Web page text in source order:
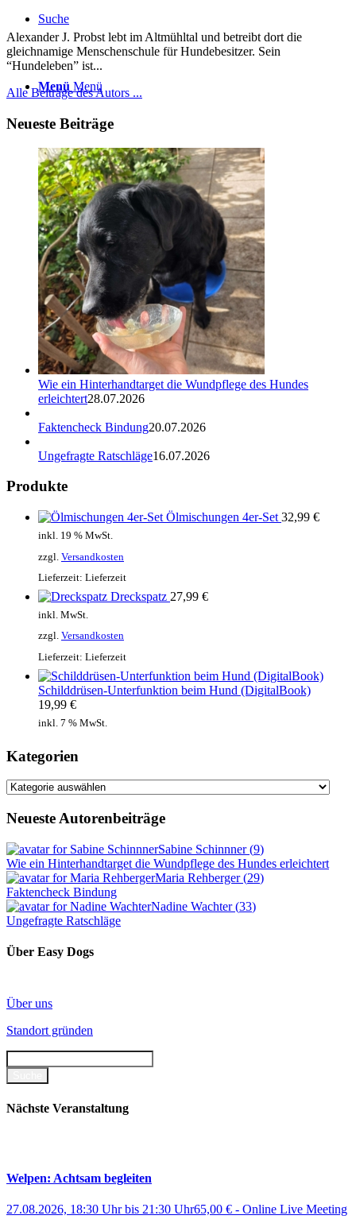
Suche
Menü Menü
Alexander J. Probst lebt im Altmühltal und betreibt dort die
gleichnamige Menschenschule für Hundebesitzer. Sein
“Hundeleben” ist...
Alle Beiträge des Autors ...
Neueste Beiträge
Wie ein Hinterhandtarget die Wundpflege des Hundes
erleichtert28.07.2026
Faktencheck Bindung20.07.2026
Ungefragte Ratschläge16.07.2026
Produkte
Ölmischungen 4er-Set 32,99 €
inkl. 19 % MwSt.
zzgl. Versandkosten
Lieferzeit: Lieferzeit
Dreckspatz 27,99 €
inkl. MwSt.
zzgl. Versandkosten
Lieferzeit: Lieferzeit
Schilddrüsen-Unterfunktion beim Hund (DigitalBook)
19,99 €
inkl. 7 % MwSt.
Kategorien
Kategorien
Neueste Autorenbeiträge
Sabine Schinnner(9)
Wie ein Hinterhandtarget die Wundpflege des Hundes erleichtert
Maria Rehberger(29)
Faktencheck Bindung
Nadine Wachter(33)
Ungefragte Ratschläge
Über Easy Dogs
Über uns
Standort gründen
Nächste Veranstaltung
Welpen: Achtsam begleiten
27.08.2026, 18:30 Uhrbis 21:30 Uhr65,00 € - Online Live Meeting